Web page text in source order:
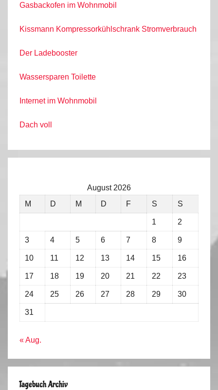
Gasbackofen im Wohnmobil
Kissmann Kompressorkühlschrank Stromverbrauch
Der Ladebooster
Wassersparen Toilette
Internet im Wohnmobil
Dach voll
August 2026
M
D M D F S S
1 2
3 4 5 6 7 8 9
10 11 12 13 14 15 16
17 18 19 20 21 22 23
24 25 26 27 28 29 30
31
« Aug.
Tagebuch Archiv